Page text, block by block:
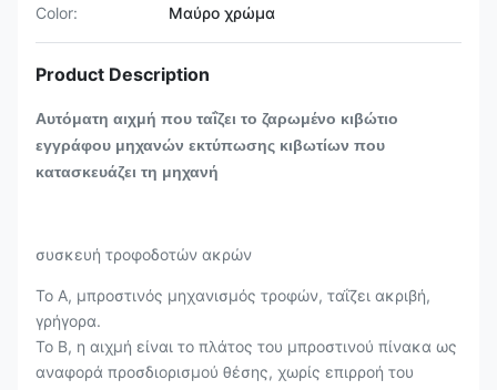
Color:
Μαύρο χρώμα
Product Description
Αυτόματη αιχμή που ταΐζει το ζαρωμένο κιβώτιο
εγγράφου μηχανών εκτύπωσης κιβωτίων που
κατασκευάζει τη μηχανή
συσκευή τροφοδοτών ακρών
Το Α, μπροστινός μηχανισμός τροφών, ταΐζει ακριβή,
γρήγορα.
Το Β, η αιχμή είναι το πλάτος του μπροστινού πίνακα ως
αναφορά προσδιορισμού θέσης, χωρίς επιρροή του